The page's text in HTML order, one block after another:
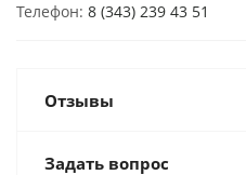
Телефон: 8 (343) 239 43 51
Отзывы
Задать вопрос